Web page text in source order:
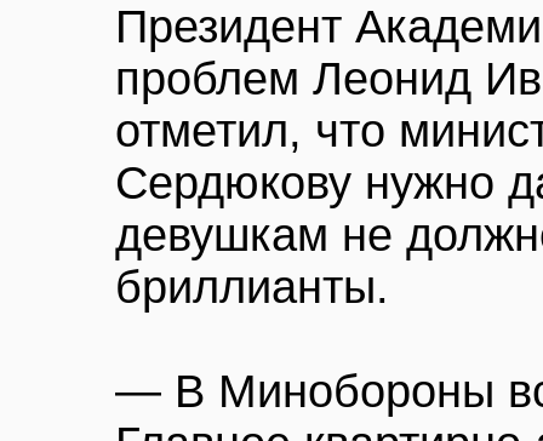
Президент
проблем Леонид
отметил, что
Сердюкову нужно
девушкам не
бриллианты.
— В Минобороны